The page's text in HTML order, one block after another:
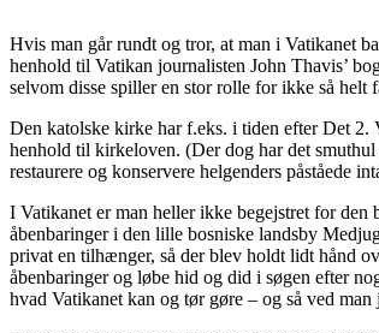
Hvis man går rundt og tror, at man i Vatikanet
henhold til Vatikan journalisten John Thavis’
selvom disse spiller en stor rolle for ikke så helt
Den katolske kirke har f.eks. i tiden efter Det
henhold til kirkeloven. (Der dog har det
restaurere og konservere helgenders påståede
I Vatikanet er man heller ikke begejstret for den
åbenbaringer i den lille bosniske landsby
privat en tilhænger, så der blev holdt lidt hånd
åbenbaringer og løbe hid og did i søgen efter
hvad Vatikanet kan og tør gøre – og så ved